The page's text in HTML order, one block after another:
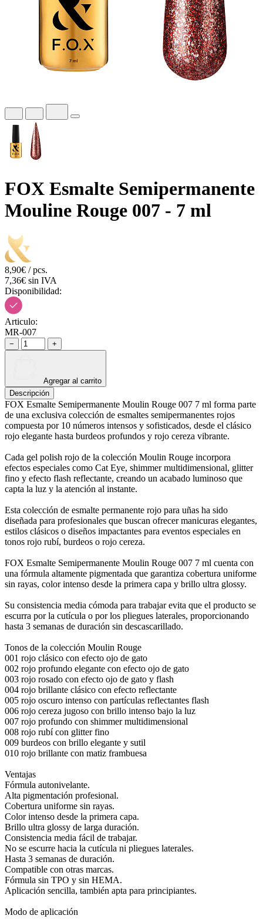
FOX Esmalte Semipermanente
Mouline Rouge 007 - 7 ml
8,90€ / pcs.
7,36€ sin IVA
Disponibilidad:
Articulo:
MR-007
− +
Agregar al carrito
Descripción
FOX Esmalte Semipermanente Moulin Rouge 007 7 ml forma parte
de una exclusiva colección de esmaltes semipermanentes rojos
compuesta por 10 números intensos y sofisticados, desde el clásico
rojo elegante hasta burdeos profundos y rojo cereza vibrante.
Cada gel polish rojo de la colección Moulin Rouge incorpora
efectos especiales como Cat Eye, shimmer multidimensional, glitter
fino y efecto flash reflectante, creando un acabado luminoso que
capta la luz y la atención al instante.
Esta colección de esmalte permanente rojo para uñas ha sido
diseñada para profesionales que buscan ofrecer manicuras elegantes,
estilos clásicos o diseños impactantes para eventos especiales en
tonos rojo rubí, burdeos o rojo cereza.
FOX Esmalte Semipermanente Moulin Rouge 007 7 ml cuenta con
una fórmula altamente pigmentada que garantiza cobertura uniforme
sin rayas, color intenso desde la primera capa y brillo ultra glossy.
Su consistencia media cómoda para trabajar evita que el producto se
escurra por la cutícula o por los pliegues laterales, proporcionando
hasta 3 semanas de duración sin descascarillado.
Tonos de la colección Moulin Rouge
001 rojo clásico con efecto ojo de gato
002 rojo profundo elegante con efecto ojo de gato
003 rojo rosado con efecto ojo de gato y flash
004 rojo brillante clásico con efecto reflectante
005 rojo oscuro intenso con partículas reflectantes flash
006 rojo cereza jugoso con brillo intenso bajo la luz
007 rojo profundo con shimmer multidimensional
008 rojo rubí con glitter fino
009 burdeos con brillo elegante y sutil
010 rojo brillante con matiz frambuesa
Ventajas
Fórmula autonivelante.
Alta pigmentación profesional.
Cobertura uniforme sin rayas.
Color intenso desde la primera capa.
Brillo ultra glossy de larga duración.
Consistencia media fácil de trabajar.
No se escurre hacia la cutícula ni pliegues laterales.
Hasta 3 semanas de duración.
Compatible con otras marcas.
Fórmula sin TPO y sin HEMA.
Aplicación sencilla, también apta para principiantes.
Modo de aplicación